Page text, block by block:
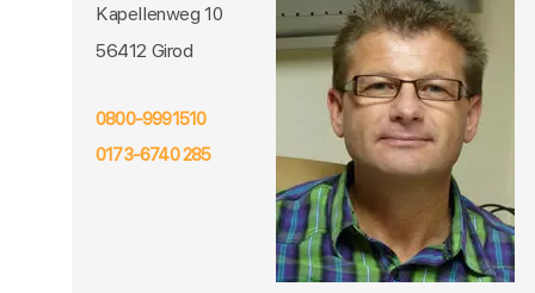
Kapellenweg 10
56412 Girod
0800-9991510
0173-6740 285